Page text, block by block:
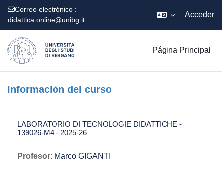
Correo electrónico :
didattica.online@unibg.it
Acceder
Página Principal
Información del curso
LABORATORIO DI TECNOLOGIE DIDATTICHE -
139026-M4 - 2025-26
Profesor: Marco GIGANTI